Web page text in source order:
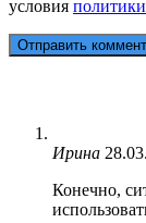
условия
Ирина
Конечно,